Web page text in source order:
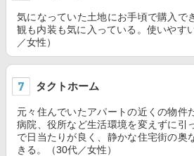
気になっていた土地にお手頃で購入で
観も内装も気に入っている。使いやす
／女性）
タクトホーム
元々住んでいたアパートの近くの物件
病院、役所など生活環境を変えずに引
で日当たりが良く、静かな住宅街の奥
きる。（30代／女性）